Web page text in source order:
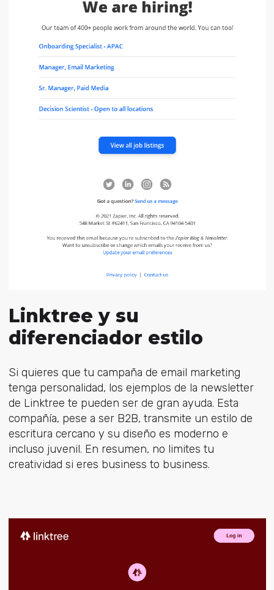
Linktree y su
diferenciador estilo
Si quieres que tu campaña de email marketing
tenga personalidad, los ejemplos de la newsletter
de Linktree te pueden ser de gran ayuda. Esta
compañía, pese a ser B2B, transmite un estilo de
escritura cercano y su diseño es moderno e
incluso juvenil. En resumen, no limites tu
creatividad si eres business to business.